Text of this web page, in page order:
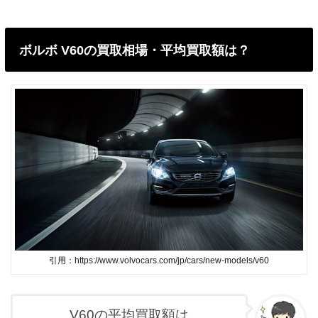
ボルボ V60の買取相場・平均買取額は？
引用：https://www.volvocars.com/jp/cars/new-models/v60
V60の平均買取額は